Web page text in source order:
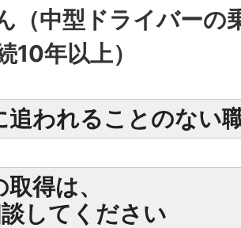
補助 してくれ
社10
年目
バルク車(大型
ました！土砂
粒の集合体（粉
ための車両「バ
（※液体を運ぶ
（中型ドライバーの
10年以上）
追われることのない
得は、
してください